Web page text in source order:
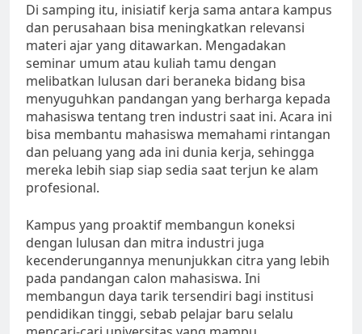
Di samping itu, inisiatif kerja sama antara kampus
dan perusahaan bisa meningkatkan relevansi
materi ajar yang ditawarkan. Mengadakan
seminar umum atau kuliah tamu dengan
melibatkan lulusan dari beraneka bidang bisa
menyuguhkan pandangan yang berharga kepada
mahasiswa tentang tren industri saat ini. Acara ini
bisa membantu mahasiswa memahami rintangan
dan peluang yang ada ini dunia kerja, sehingga
mereka lebih siap siap sedia saat terjun ke alam
profesional.
Kampus yang proaktif membangun koneksi
dengan lulusan dan mitra industri juga
kecenderungannya menunjukkan citra yang lebih
pada pandangan calon mahasiswa. Ini
membangun daya tarik tersendiri bagi institusi
pendidikan tinggi, sebab pelajar baru selalu